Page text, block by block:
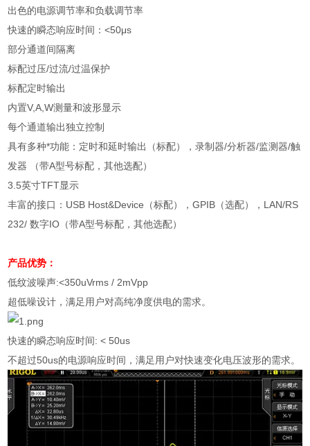
出色的电源调节率和负载调节率
快速的瞬态响应时间：<50μs
部分通道间隔离
标配过压/过流/过温保护
标配定时输出
内置V,A,W测量和波形显示
每个通道输出独立控制
具有多种*功能：定时和延时输出（标配），录制器/分析器/监测器/触
发器 （带A型号标配，其他选配）
3.5英寸TFT显示
丰富的接口： USB Host&Device （标配），GPIB （选配）， LAN/RS
232/数字IO （带A型号标配，其他选配）
产品优势：
低纹波噪声:<350uVrms / 2mVpp
超低噪设计，满足用户对高纯净度供电的需求。
快速的瞬态响应时间: < 50us
不超过50us的电源响应时间，满足用户对快速变化电压波形的需求。